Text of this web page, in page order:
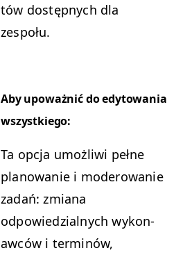
tów dostęp­nych dla
zespołu.
Aby upoważnić do edy­towa­nia
wszystkiego:
Ta opc­ja umożli­wi pełne
planowanie i moderowanie
zadań: zmi­ana
odpowiedzial­nych wykon­
aw­ców i ter­minów,